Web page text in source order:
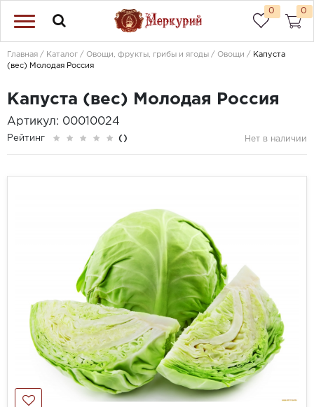
0 0
Главная Каталог Овощи, фрукты, грибы и ягоды Овощи
Капуста
(вес) Молодая Россия
Капуста (вес) Молодая Россия
Артикул: 00010024
Рейтинг () Нет в наличии